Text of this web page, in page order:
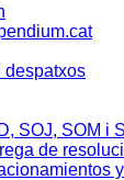
despatxos
SOJ, SOM i
de